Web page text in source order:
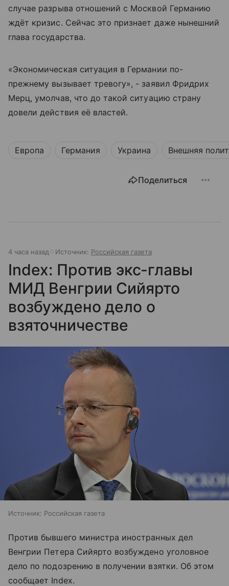
случае разрыва отношений с Москвой Германию
ждёт кризис. Сейчас это признает даже нынешний
глава государства.
«Экономическая ситуация в Германии по-
прежнему вызывает тревогу», - заявил Фридрих
Мерц, умолчав, что до такой ситуацию страну
довели действия её властей.
Европа Германия Украина Внешняя
Поделиться
4 часа назад Источник: Российская газета
Index: Против экс-главы
МИД Венгрии Сийярто
возбуждено дело о
взяточничестве
Источник: Российская газета
Против бывшего министра иностранных дел
Венгрии Петера Сийярто возбуждено уголовное
дело по подозрению в получении взятки. Об этом
сообщает Index.